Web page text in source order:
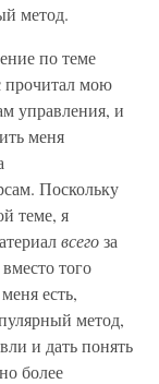
метод.
по теме
прочитал мою
управления, и
меня
Поскольку
теме, я
всегоза
того
есть,
метод,
и дать понять
более